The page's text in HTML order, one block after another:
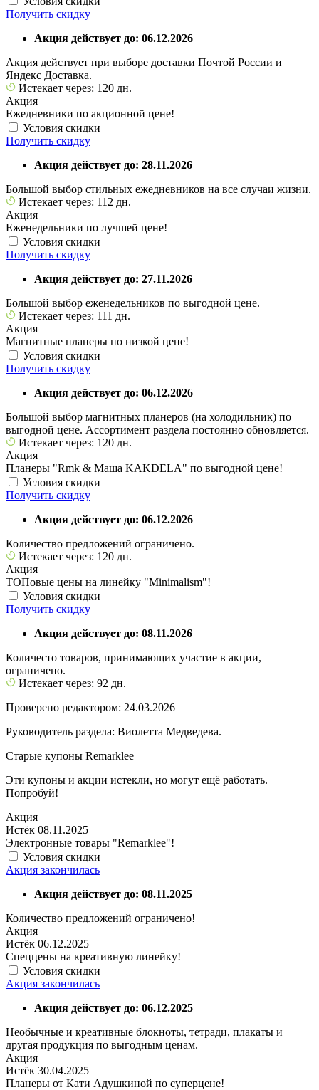
Получить скидку
Акция действует до: 06.12.2026
Акция действует при выборе доставки Почтой России и
Яндекс Доставка.
Истекает через: 120 дн.
Акция
Ежедневники по акционной цене!
Условия скидки
Получить скидку
Акция действует до: 28.11.2026
Большой выбор стильных ежедневников на все случаи жизни.
Истекает через: 112 дн.
Акция
Еженедельники по лучшей цене!
Условия скидки
Получить скидку
Акция действует до: 27.11.2026
Большой выбор еженедельников по выгодной цене.
Истекает через: 111 дн.
Акция
Магнитные планеры по низкой цене!
Условия скидки
Получить скидку
Акция действует до: 06.12.2026
Большой выбор магнитных планеров (на холодильник) по
выгодной цене. Ассортимент раздела постоянно обновляется.
Истекает через: 120 дн.
Акция
Планеры "Rmk & Маша KAKDELA" по выгодной цене!
Условия скидки
Получить скидку
Акция действует до: 06.12.2026
Количество предложений ограничено.
Истекает через: 120 дн.
Акция
ТОПовые цены на линейку "Minimalism"!
Условия скидки
Получить скидку
Акция действует до: 08.11.2026
Количесто товаров, принимающих участие в акции,
ограничено.
Истекает через: 92 дн.
Проверено редактором: 24.03.2026
Руководитель раздела: Виолетта Медведева.
Старые купоны Remarklee
Эти купоны и акции истекли, но могут ещё работать.
Попробуй!
Акция
Истёк 08.11.2025
Электронные товары "Remarklee"!
Условия скидки
Акция закончилась
Акция действует до: 08.11.2025
Количество предложений ограничено!
Акция
Истёк 06.12.2025
Спеццены на креативную линейку!
Условия скидки
Акция закончилась
Акция действует до: 06.12.2025
Необычные и креативные блокноты, тетради, плакаты и
другая продукция по выгодным ценам.
Акция
Истёк 30.04.2025
Планеры от Кати Адушкиной по суперцене!